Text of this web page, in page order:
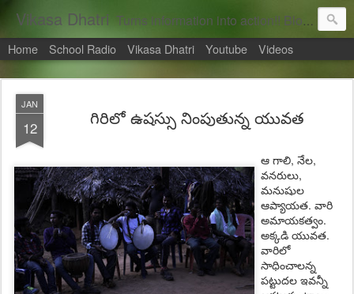
Vikasa Dhatri Turns information into action!! Blogs on Sustainability
Home School Radio Vikasa Dhatri Youtube Videos
JAN
12 గిరిలో ఉష‌స్సు నింపుతున్న యువ‌త
ఆ గాలి, నేల‌,
వ‌న‌రులు,
మ‌నుషుల
ఆప్యాయ‌త‌. వారి
అమాయ‌క‌త్వం.
అక్కడి యువత.
వారిలో
సాధించాల‌న్న
ప‌ట్టుద‌ల‌ ఇవ‌న్నీ